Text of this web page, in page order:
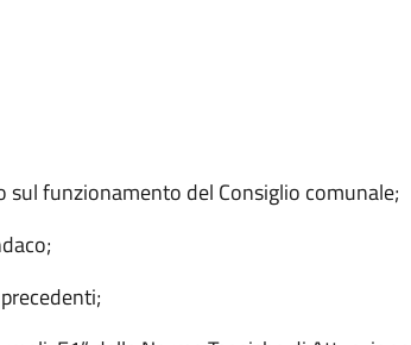
funzionamento del Consiglio comunale;